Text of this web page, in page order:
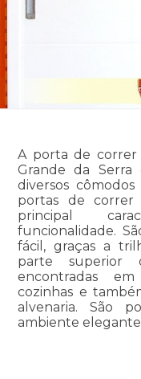
A porta de correr
Grande da
diversos
portas de correr
principal
funcionalidade.
fácil, graças a
parte superior
encontradas
cozinhas e
alvenaria. São
ambiente